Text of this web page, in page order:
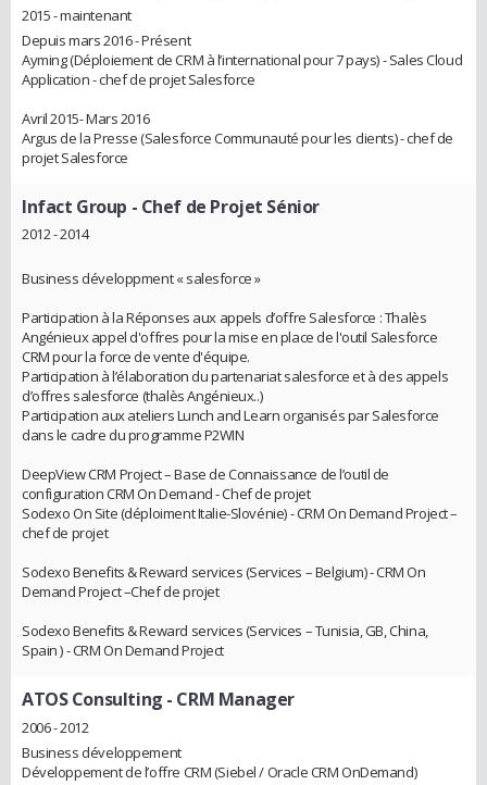
2015 - maintenant
Depuis mars 2016 - Présent
Ayming (Déploiement de CRM à l’international pour 7 pays) - Sales Cloud
Application - chef de projet Salesforce
Avril 2015- Mars 2016
Argus de la Presse (Salesforce Communauté pour les clients) - chef de
projet Salesforce
Infact Group - Chef de Projet Sénior
2012 - 2014
Business développment « salesforce »
Participation à la Réponses aux appels d’offre Salesforce : Thalès
Angénieux appel d'offres pour la mise en place de l'outil Salesforce
CRM pour la force de vente d'équipe.
Participation à l’élaboration du partenariat salesforce et à des appels
d’offres salesforce (thalès Angénieux..)
Participation aux ateliers Lunch and Learn organisés par Salesforce
dans le cadre du programme P2WIN
DeepView CRM Project – Base de Connaissance de l’outil de
configuration CRM On Demand - Chef de projet
Sodexo On Site (déploiment Italie-Slovénie) - CRM On Demand Project –
chef de projet
Sodexo Benefits & Reward services (Services – Belgium) - CRM On
Demand Project –Chef de projet
Sodexo Benefits & Reward services (Services – Tunisia, GB, China,
Spain ) - CRM On Demand Project
ATOS Consulting - CRM Manager
2006 - 2012
Business développement
Développement de l’offre CRM (Siebel / Oracle CRM OnDemand)